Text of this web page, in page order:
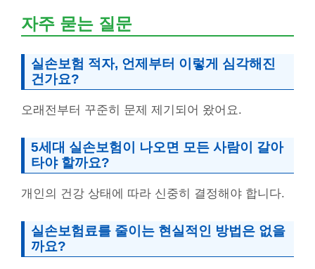
자주 묻는 질문
실손보험 적자, 언제부터 이렇게 심각해진
건가요?
오래전부터 꾸준히 문제 제기되어 왔어요.
5세대 실손보험이 나오면 모든 사람이 갈아
타야 할까요?
개인의 건강 상태에 따라 신중히 결정해야 합니다.
실손보험료를 줄이는 현실적인 방법은 없을
까요?